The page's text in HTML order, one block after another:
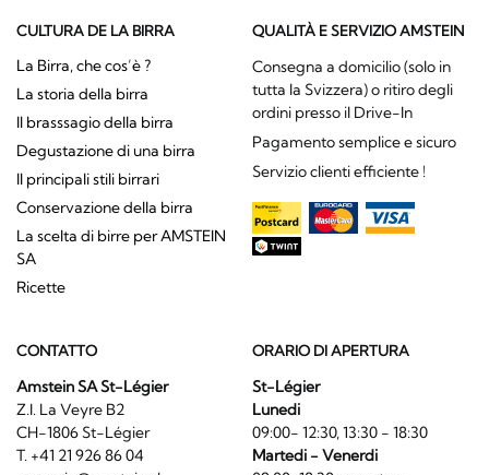
CULTURA DE LA BIRRA
La Birra, che cos’è ?
La storia della birra
Il brasssagio della birra
Degustazione di una birra
Il principali stili birrari
Conservazione della birra
La scelta di birre per AMSTEIN
SA
Ricette
QUALITÀ E SERVIZIO AMSTEIN
Consegna a domicilio (solo in
tutta la Svizzera) o ritiro degli
ordini presso il Drive-In
Pagamento semplice e sicuro
Servizio clienti efficiente !
CONTATTO
Amstein SA St-Légier
Z.I. La Veyre B2
CH-1806 St-Légier
T. +41 21 926 86 04
ORARIO DI APERTURA
St-Légier
Lunedi
09:00- 12:30, 13:30 - 18:30
Martedi - Venerdi